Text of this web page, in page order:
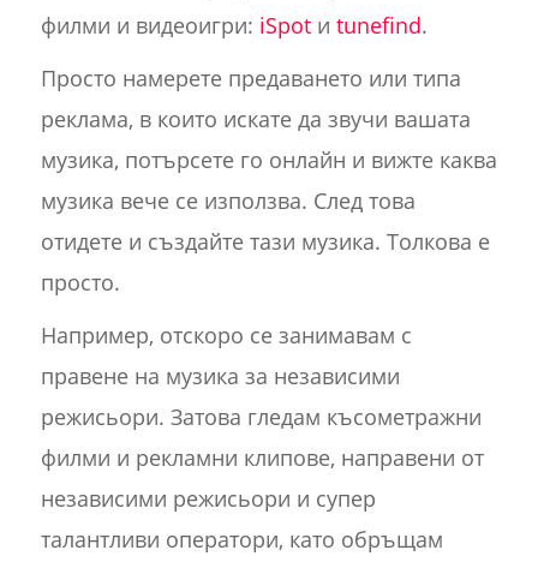
филми и видеоигри: iSpotи tunefind.
Просто намерете предаването или типа
реклама, в които искате да звучи вашата
музика, потърсете го онлайн и вижте каква
музика вече се използва. След това
отидете и създайте тази музика. Толкова е
просто.
Например, отскоро се занимавам с
правене на музика за независими
режисьори. Затова гледам късометражни
филми и рекламни клипове, направени от
независими режисьори и супер
талантливи оператори, като обръщам